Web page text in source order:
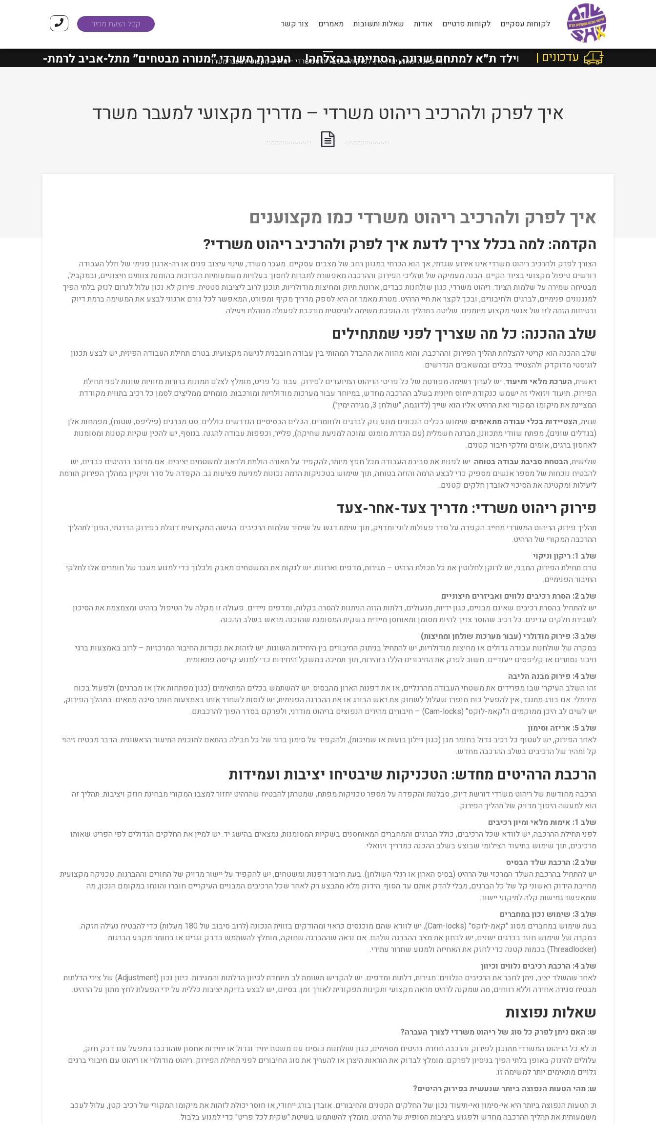
קבל הצעת מחיר לקוחות עסקיים לקוחות פרטיים אודות שאלות ותשובות מאמרים צור קשר
טיפים ומאמרים
דף הבית מאמרים איך לפרק ולהרכיב ריהוט משרדי – מדריך מקצועי למעבר משרד עדכונים |
בישראל מרוטשילד ת״א למתחם שרונה, הסתיימו בהצלחה! העברת משרדי״מנורה מבטחים״מתל-אביב לרמת-גן הסתיימו
איך לפרק ולהרכיב ריהוט משרדי – מדריך מקצועי למעבר משרד
איך לפרק ולהרכיב ריהוט משרדי כמו מקצוענים
הקדמה: למה בכלל צריך לדעת איך לפרק ולהרכיב ריהוט משרדי?
הצורך לפרק ולהרכיב ריהוט משרדי אינו אירוע שגרתי, אך הוא הכרחי במגוון רחב של מצבים עסקיים. מעבר משרד, שינוי עיצוב פנים או רה-ארגון פנימי של חלל העבודה
דורשים טיפול מקצועי בציוד הקיים. הבנה מעמיקה של תהליכי הפירוק וההרכבה מאפשרת לחברות לחסוך בעלויות משמעותיות הכרוכות בהזמנת צוותים חיצוניים, ובמקביל,
מבטיחה שמירה על שלמות הציוד. ריהוט משרדי, כגון שולחנות כבדים, ארונות תיוק ומחיצות מודולריות, תוכנן לרוב ליציבות סטטית. פירוק לא נכון עלול לגרום לנזק בלתי הפיך
למנגנונים פנימיים, לברגים ולחיבורים, ובכך לקצר את חיי הרהיט. מטרת מאמר זה היא לספק מדריך מקיף ומפורט, המאפשר לכל גורם ארגוני לבצע את המשימה ברמת דיוק
ובטיחות הזהה לזו של אנשי מקצוע מיומנים. שליטה בתהליך זה הופכת משימה לוגיסטית מורכבת לפעולה מנוהלת ויעילה.
שלב ההכנה: כל מה שצריך לפני שמתחילים
שלב ההכנה הוא קריטי להצלחת תהליך הפירוק וההרכבה, והוא מהווה את ההבדל המהותי בין עבודה חובבנית לגישה מקצועית. בטרם תחילת העבודה הפיזית, יש לבצע תכנון
לוגיסטי מדוקדק ולהצטייד בכלים ובמשאבים הנדרשים.
ראשית, הערכת מלאי ותיעוד. יש לערוך רשימה מפורטת של כל פריטי הריהוט המיועדים לפירוק. עבור כל פריט, מומלץ לצלם תמונות ברורות מזוויות שונות לפני תחילת
הפירוק. תיעוד ויזואלי זה ישמש כנקודת ייחוס חיונית בשלב ההרכבה מחדש, במיוחד עבור מערכות מודולריות ומורכבות. מומחים ממליצים לסמן כל רכיב בתווית מקודדת
המציינת את מיקומו המקורי ואת הרהיט אליו הוא שייך (לדוגמה, "שולחן 3, מגירה ימין").
שנית, הצטיידות בכלי עבודה מתאימים. שימוש בכלים הנכונים מונע נזק לברגים ולחומרים. הכלים הבסיסיים הנדרשים כוללים: סט מברגים (פיליפס, שטוח), מפתחות אלן
(בגדלים שונים), מפתח שוודי מתכוונן, מברגה חשמלית (עם הגדרת מומנט נמוכה למניעת שחיקה), פלייר, וכפפות עבודה להגנה. בנוסף, יש להכין שקיות קטנות ומסומנות
לאחסון ברגים, אומים וחלקי חיבור קטנים.
שלישית, הבטחת סביבת עבודה בטוחה. יש לפנות את סביבת העבודה מכל חפץ מיותר, להקפיד על תאורה הולמת ולדאוג למשטחים יציבים. אם מדובר ברהיטים כבדים, יש
להבטיח נוכחות של מספר אנשים מספיק כדי לבצע הרמה והזזה בטוחה, תוך שימוש בטכניקות הרמה נכונות למניעת פציעות גב. הקפדה על סדר וניקיון במהלך הפירוק תורמת
ליעילות ומקטינה את הסיכוי לאובדן חלקים קטנים.
פירוק ריהוט משרדי: מדריך צעד-אחר-צעד
תהליך פירוק הריהוט המשרדי מחייב הקפדה על סדר פעולות לוגי ומדויק, תוך שימת דגש על שימור שלמות הרכיבים. הגישה המקצועית דוגלת בפירוק הדרגתי, הפוך לתהליך
ההרכבה המקורי של הרהיט.
שלב 1: ריקון וניקוי
טרם תחילת הפירוק המבני, יש לרוקן לחלוטין את כל תכולת הרהיט – מגירות, מדפים וארונות. יש לנקות את המשטחים מאבק ולכלוך כדי למנוע מעבר של חומרים אלו לחלקי
החיבור הפנימיים.
שלב 2: הסרת רכיבים נלווים ואביזרים חיצוניים
יש להתחיל בהסרת רכיבים שאינם מבניים, כגון ידיות, מנעולים, דלתות הזזה הניתנות להסרה בקלות, ומדפים ניידים. פעולה זו מקלה על הטיפול ברהיט ומצמצמת את הסיכון
לשבירת חלקים עדינים. כל רכיב שהוסר צריך להיות מסומן ומאוחסן מיידית בשקית המסומנת שהוכנה מראש בשלב ההכנה.
שלב 3: פירוק מודולרי (עבור מערכות שולחן ומחיצות)
במקרה של שולחנות עבודה גדולים או מחיצות מודולריות, יש להתחיל בניתוק החיבורים בין היחידות השונות. יש לזהות את נקודות החיבור המרכזיות – לרוב באמצעות ברגי
חיבור נסתרים או קליפסים ייעודיים. חשוב לפרק את החיבורים הללו בזהירות, תוך תמיכה במשקל היחידות כדי למנוע קריסה פתאומית.
שלב 4: פירוק מבנה הליבה
זהו השלב העיקרי שבו מפרידים את משטחי העבודה מהרגליים, או את דפנות הארון מהבסיס. יש להשתמש בכלים המתאימים (כגון מפתחות אלן או מברגים) ולפעול בכוח
מינימלי. אם בורג מתנגד, אין להפעיל כוח מופרז שעלול לשחוק את ראש הבורג או את ההברגה הפנימית; יש לנסות לשחרר אותו באמצעות חומר סיכה מתאים. במהלך הפירוק,
יש לשים לב היכן ממוקמים ה"קאמ-לוקס" (Cam-locks) – חיבורים מהירים הנפוצים בריהוט מודרני, ולפרקם בסדר הפוך להרכבתם.
שלב 5: אריזה וסימון
לאחר הפירוק, יש לעטוף כל רכיב גדול בחומר מגן (כגון ניילון בועות או שמיכות), ולהקפיד על סימון ברור של כל חבילה בהתאם לתוכנית התיעוד הראשונית. הדבר מבטיח זיהוי
קל ומהיר של הרכיבים בשלב ההרכבה מחדש.
הרכבת הרהיטים מחדש: הטכניקות שיבטיחו יציבות ועמידות
הרכבה מחודשת של ריהוט משרדי דורשת דיוק, סבלנות והקפדה על מספר טכניקות מפתח, שמטרתן להבטיח שהרהיט יחזור למצבו המקורי מבחינת חוזק ויציבות. תהליך זה
הוא למעשה היפוך מדויק של תהליך הפירוק.
שלב 1: אימות מלאי ומיון רכיבים
לפני תחילת ההרכבה, יש לוודא שכל הרכיבים, כולל הברגים והמחברים המאוחסנים בשקיות המסומנות, נמצאים בהישג יד. יש למיין את החלקים הגדולים לפי הפריט שאותו
מרכיבים, תוך שימוש בתיעוד הצילומי שבוצע בשלב ההכנה כמדריך ויזואלי.
שלב 2: הרכבת שלד הבסיס
יש להתחיל בהרכבת השלד המרכזי של הרהיט (בסיס הארון או רגלי השולחן). בעת חיבור דפנות ומשטחים, יש להקפיד על יישור מדויק של החורים וההברגות. טכניקה מקצועית
מחייבת הידוק ראשוני קל של כל הברגים, מבלי להדק אותם עד הסוף. הידוק מלא מתבצע רק לאחר שכל הרכיבים המבניים העיקריים חוברו והונחו במקומם הנכון, מה
שמאפשר גמישות קלה לתיקוני יישור.
שלב 3: שימוש נכון במחברים
בעת שימוש במחברים מסוג "קאמ-לוקס" (Cam-locks), יש לוודא שהם מוכנסים כראוי ומהודקים בזווית הנכונה (לרוב סיבוב של 180 מעלות) כדי להבטיח נעילה חזקה.
במקרה של שימוש חוזר בברגים ישנים, יש לבחון את מצב ההברגה שלהם. אם נראה שההברגה שחוקה, מומלץ להשתמש בדבק נגרים או בחומר מקבע הברגות
(Threadlocker) בכמות קטנה כדי לחזק את האחיזה ולמנוע שחרור עתידי.
שלב 4: הרכבת רכיבים נלווים וכיוון
לאחר שהשלד יציב, ניתן לחבר את הרכיבים הנלווים: מגירות, דלתות ומדפים. יש להקדיש תשומת לב מיוחדת לכיוון הדלתות והמגירות. כיוון נכון (Adjustment) של צירי הדלתות
מבטיח סגירה אחידה וללא רווחים, מה שמקנה לרהיט מראה מקצועי ותקינות תפקודית לאורך זמן. בסיום, יש לבצע בדיקת יציבות כללית על ידי הפעלת לחץ מתון על הרהיט.
שאלות נפוצות
ש: האם ניתן לפרק כל סוג של ריהוט משרדי לצורך העברה?
ת: לא כל הריהוט המשרדי מתוכנן לפירוק והרכבה חוזרת. רהיטים מסוימים, כגון שולחנות כנסים עם משטח יחיד וגדול או יחידות אחסון שהורכבו במפעל עם דבק חזק,
עלולים להינזק באופן בלתי הפיך בניסיון לפרקם. מומלץ לבדוק את הוראות היצרן או להעריך את סוג החיבורים לפני תחילת הפירוק. ריהוט מודולרי או ריהוט עם חיבורי ברגים
גלויים מתאימים יותר למשימה זו.
ש: מהי הטעות הנפוצה ביותר שנעשית בפירוק רהיטים?
ת: הטעות הנפוצה ביותר היא אי-סימון ואי-תיעוד נכון של החלקים הקטנים והחיבורים. אובדן בורג ייחודי, או חוסר יכולת לזהות את מיקומו המקורי של רכיב קטן, עלול לעכב
משמעותית את תהליך ההרכבה מחדש ולפגוע ביציבות הסופית של הרהיט. מומלץ להשתמש בשיטת "שקית לכל פריט" כדי למנוע בלבול.